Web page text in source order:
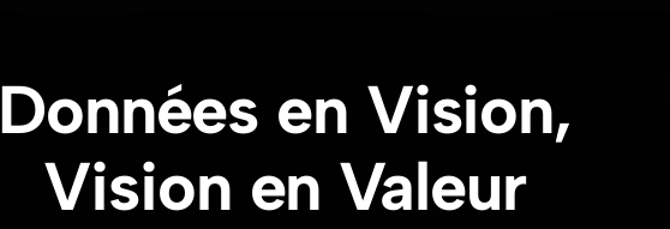
Données en Vision,
Vision en Valeur